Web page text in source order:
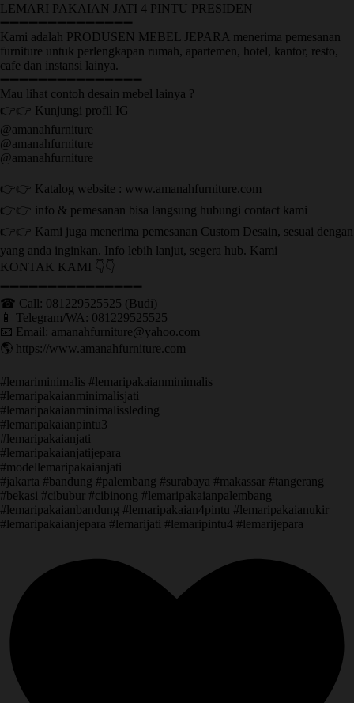
LEMARI PAKAIAN JATI 4 PINTU PRESIDEN
➖➖➖➖➖➖➖➖➖➖➖➖➖➖
Kami adalah PRODUSEN MEBEL JEPARA menerima pemesanan
furniture untuk perlengkapan rumah, apartemen, hotel, kantor, resto,
cafe dan instansi lainya.
➖➖➖➖➖➖➖➖➖➖➖➖➖➖➖
Mau lihat contoh desain mebel lainya ?
👉👉 Kunjungi profil IG
@amanahfurniture
@amanahfurniture
@amanahfurniture
👉👉 Katalog website : www.amanahfurniture.com
👉👉 info & pemesanan bisa langsung hubungi contact kami
👉👉 Kami juga menerima pemesanan Custom Desain, sesuai dengan
yang anda inginkan. Info lebih lanjut, segera hub. Kami
KONTAK KAMI 👇👇
➖➖➖➖➖➖➖➖➖➖➖➖➖➖➖ ㅤ
☎ Call: 081229525525 (Budi)
📱 Telegram/WA: 081229525525
📧 Email: amanahfurniture@yahoo.com
🌎 https://www.amanahfurniture.com
#lemariminimalis #lemaripakaianminimalis
#lemaripakaianminimalisjati
#lemaripakaianminimalissleding
#lemaripakaianpintu3
#lemaripakaianjati
#lemaripakaianjatijepara
#modellemaripakaianjati
#jakarta #bandung #palembang #surabaya #makassar #tangerang
#bekasi #cibubur #cibinong #lemaripakaianpalembang
#lemaripakaianbandung #lemaripakaian4pintu #lemaripakaianukir
#lemaripakaianjepara #lemarijati #lemaripintu4 #lemarijepara